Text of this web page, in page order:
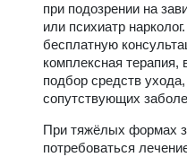
при подозрении на
или психиатр
бесплатную
комплексная
подбор средств
сопутствующих
При тяжёлых формах
потребоваться